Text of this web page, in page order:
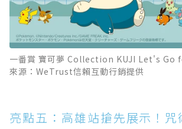
一番賞 寶可夢 Collection KUJI Let's Go
來源：WeTrust信賴互動行銷提供
亮點五：高雄站搶先展示！咒